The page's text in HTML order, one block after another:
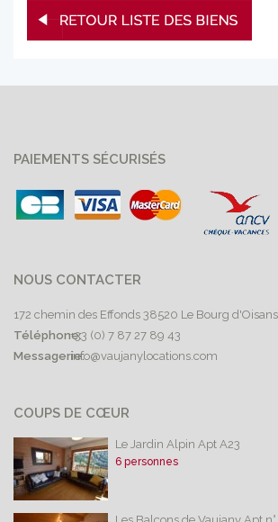
PAIEMENTS SÉCURISÉS
NOUS CONTACTER
172 chemin des Effonds 38520 Le Bourg d'Oisans
Téléphone:+33 (0) 7 87 27 89 43
Messagerie:info@vaujanylocations.com
COUPS DE CŒUR
Le Jardin Alpin Apt A23
6 personnes